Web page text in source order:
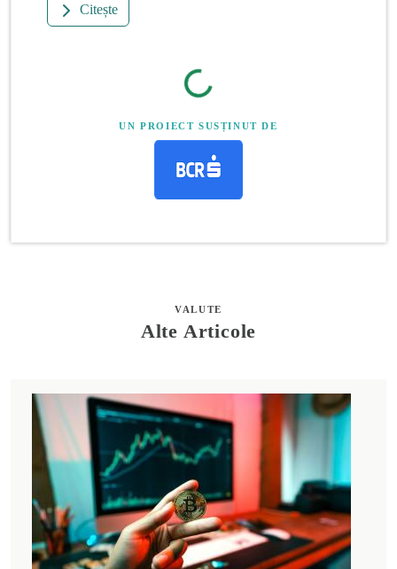
Citește
UN PROIECT SUSȚINUT DE
VALUTE
Alte Articole